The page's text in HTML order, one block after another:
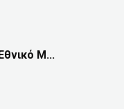
Μ...